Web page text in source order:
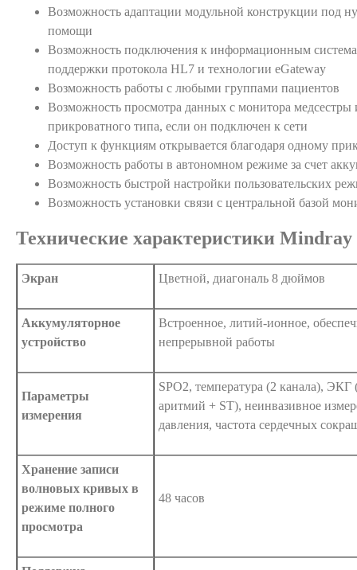
Возможность адаптации модульной конструкции под
помощи
Возможность подключения к информационным
поддержки протокола HL7 и технологии eGateway
Возможность работы с любыми группами пациентов
Возможность просмотра данных с монитора медсестры
прикроватного типа, если он подключен к сети
Доступ к функциям открывается благодаря одному
Возможность работы в автономном режиме за счет
Возможность быстрой настройки пользовательских
Возможность установки связи с центральной базой
Технические характеристики
Экран Цветной, диагональ 8 дюймов
Аккумуляторное
устройство
Встроенное, литий-ионное,
непрерывной работы
Параметры
измерения
SPO2, температура (2 канала), ЭКГ
аритмий + ST), неинвазивное
давления, частота сердечных
Хранение записи
волновых кривых в
режиме полного
просмотра
48 часов